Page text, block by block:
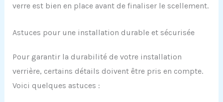
verre est bien en place avant de finaliser le scellement.
Astuces pour une installation durable et sécurisée
Pour garantir la durabilité de votre installation
verrière, certains détails doivent être pris en compte.
Voici quelques astuces :